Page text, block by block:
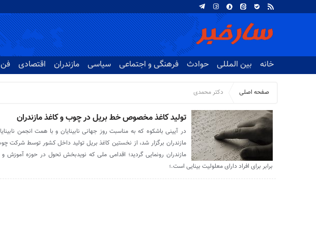
خانه بین المللی حوادث فرهنگی و اجتماعی سیاسی مازندران اقتصادی
صفحه اصلی دکتر محمدی
تولید کاغذ مخصوص خط بریل در چوب و کاغذ مازندران
در آیینی باشکوه که به مناسبت روز جهانی نابینایان و با همت انجمن
مازندران برگزار شد، از نخستین کاغذ بریل تولید داخل کشور توسط شرکت
مازندران رونمایی گردید؛ اقدامی ملی که نویدبخش تحول در حوزه آموزش
برابر برای افراد دارای معلولیت بینایی است.؛